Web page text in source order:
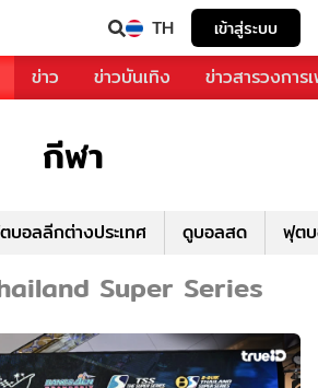
TH เข้าสู่ระบบ
ข่าว ข่าวบันเทิง ข่าวสารวงการ
กีฬา
บอลลีกต่างประเทศ ดูบอลสด ฟุต
Super Series